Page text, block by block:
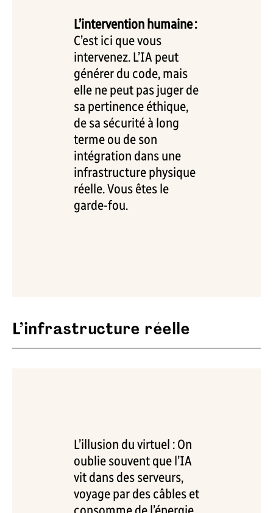
L’intervention humaine :
C’est ici que vous
intervenez. L’IA peut
générer du code, mais
elle ne peut pas juger de
sa pertinence éthique,
de sa sécurité à long
terme ou de son
intégration dans une
infrastructure physique
réelle. Vous êtes le
garde-fou.
L’infrastructure réelle
L’illusion du virtuel : On
oublie souvent que l’IA
vit dans des serveurs,
voyage par des câbles et